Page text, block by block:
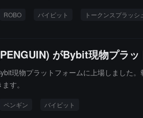
じて報酬を得ることを可能にします。
ROBO バイビット トークンスプラッシ
がBybit現物プラ
現物プラットフォームに上場しました
す。
ペンギン バイビット